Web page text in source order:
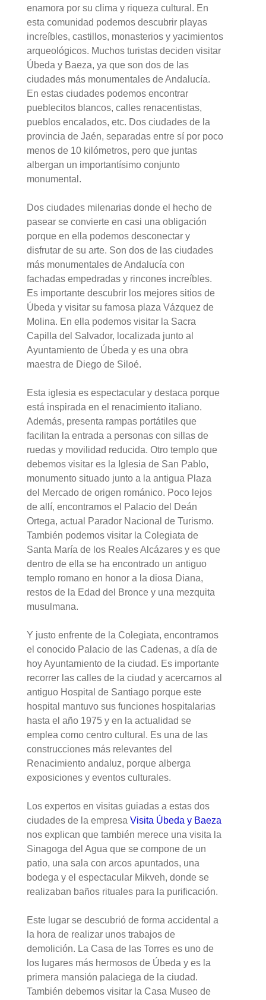
enamora por su clima y riqueza cultural. En
esta comunidad podemos descubrir playas
increíbles, castillos, monasterios y yacimientos
arqueológicos. Muchos turistas deciden visitar
Úbeda y Baeza, ya que son dos de las
ciudades más monumentales de Andalucía.
En estas ciudades podemos encontrar
pueblecitos blancos, calles renacentistas,
pueblos encalados, etc. Dos ciudades de la
provincia de Jaén, separadas entre sí por poco
menos de 10 kilómetros, pero que juntas
albergan un importantísimo conjunto
monumental.
Dos ciudades milenarias donde el hecho de
pasear se convierte en casi una obligación
porque en ella podemos desconectar y
disfrutar de su arte. Son dos de las ciudades
más monumentales de Andalucía con
fachadas empedradas y rincones increíbles.
Es importante descubrir los mejores sitios de
Úbeda y visitar su famosa plaza Vázquez de
Molina. En ella podemos visitar la Sacra
Capilla del Salvador, localizada junto al
Ayuntamiento de Úbeda y es una obra
maestra de Diego de Siloé.
Esta iglesia es espectacular y destaca porque
está inspirada en el renacimiento italiano.
Además, presenta rampas portátiles que
facilitan la entrada a personas con sillas de
ruedas y movilidad reducida. Otro templo que
debemos visitar es la Iglesia de San Pablo,
monumento situado junto a la antigua Plaza
del Mercado de origen románico. Poco lejos
de allí, encontramos el Palacio del Deán
Ortega, actual Parador Nacional de Turismo.
También podemos visitar la Colegiata de
Santa María de los Reales Alcázares y es que
dentro de ella se ha encontrado un antiguo
templo romano en honor a la diosa Diana,
restos de la Edad del Bronce y una mezquita
musulmana.
Y justo enfrente de la Colegiata, encontramos
el conocido Palacio de las Cadenas, a día de
hoy Ayuntamiento de la ciudad. Es importante
recorrer las calles de la ciudad y acercarnos al
antiguo Hospital de Santiago porque este
hospital mantuvo sus funciones hospitalarias
hasta el año 1975 y en la actualidad se
emplea como centro cultural. Es una de las
construcciones más relevantes del
Renacimiento andaluz, porque alberga
exposiciones y eventos culturales.
Los expertos en visitas guiadas a estas dos
ciudades de la empresa Visita Úbeda y Baeza
nos explican que también merece una visita la
Sinagoga del Agua que se compone de un
patio, una sala con arcos apuntados, una
bodega y el espectacular Mikveh, donde se
realizaban baños rituales para la purificación.
Este lugar se descubrió de forma accidental a
la hora de realizar unos trabajos de
demolición. La Casa de las Torres es uno de
los lugares más hermosos de Úbeda y es la
primera mansión palaciega de la ciudad.
También debemos visitar la Casa Museo de